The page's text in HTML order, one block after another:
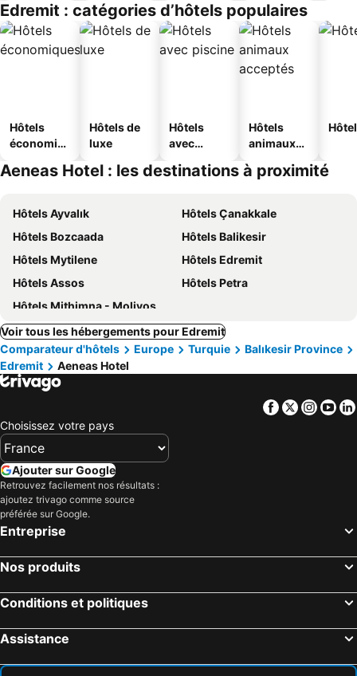
s
Edremit : catégories d’hôtels populaires
Hôtels
économiq
Hôtels de
luxe
Hôtels
avec
Hôtels
animaux
Aeneas Hotel : les destinations à proximité
Hôtels Ayvalık
Hôtels Çanakkale
Hôtels Bozcaada
Hôtels Balikesir
Hôtels Mytilene
Hôtels Edremit
Hôtels Assos
Hôtels Petra
Hôtels Mithimna - Molivos
Voir tous les hébergements pour Edremit
Comparateur d'hôtels
Europe Turquie
Balıkesir Province
Edremit
Aeneas Hotel
Facebook
Twitter
Choisissez votre pays
Ajouter sur Google
Retrouvez facilement nos résultats :
ajoutez trivago comme source
préférée sur Google.
Entreprise
Nos produits
Conditions et politiques
Assistance